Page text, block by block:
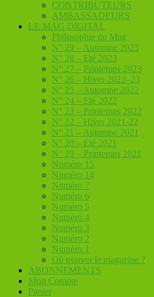
CONTRIBUTEURS
AMBASSADEURS
LE MAG DIGITAL
Philosophie du Mag
N° 29 – Automne 2023
N° 28 – Eté 2023
N° 27 – Printemps 2023
N° 26 – Hiver 2022–23
N° 25 – Automne 2022
N° 24 – Eté 2022
N° 23 – Printemps 2022
N° 22 – Hiver 2021-22
N° 21 – Automne 2021
N° 20 – Eté 2021
N° 19 – Printemps 2021
Numéro 15
Numéro 14
Numéro 7
Numéro 6
Numéro 5
Numéro 4
Numéro 3
Numéro 2
Numéro 1
Où trouver le magazine ?
ABONNEMENTS
Mon Compte
Panier